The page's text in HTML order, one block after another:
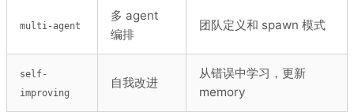
multi-agent
多 agent
编排
团队定义和 spawn 模式
self-
improving
自我改进
从错误中学习，更新
memory